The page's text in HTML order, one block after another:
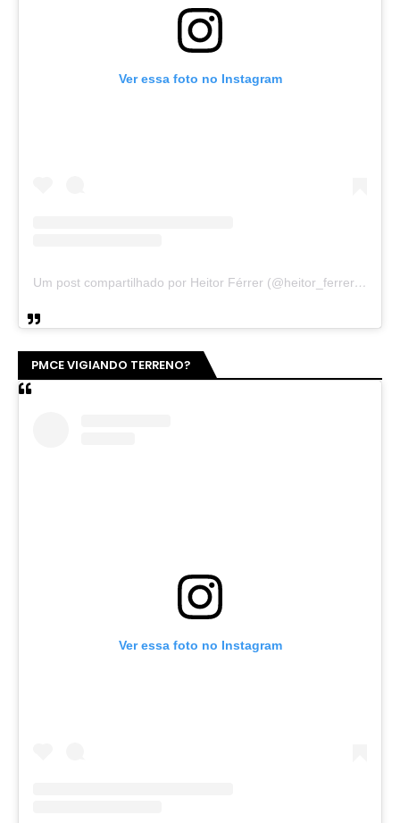
Ver essa foto no Instagram
Um post compartilhado por Heitor Férrer (@heitor_ferrer77)
PMCE VIGIANDO TERRENO?
Ver essa foto no Instagram